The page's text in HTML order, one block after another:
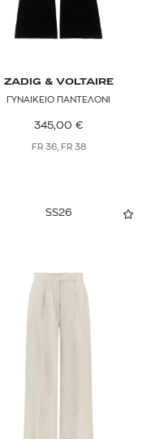
ZADIG & VOLTAIRE
ΓΥΝΑΙΚΕΙΟ ΠΑΝΤΕΛΟΝΙ
345,00 €
FR 36, FR 38
SS26